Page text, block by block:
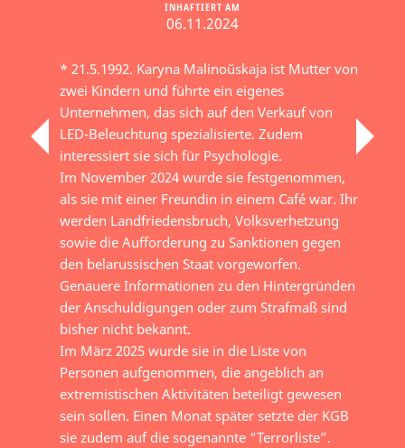
INHAFTIERT AM
06.11.2024
* 21.5.1992. Karyna Malinoŭskaja ist Mutter von
zwei Kindern und führte ein eigenes
Unternehmen, das sich auf den Verkauf von
LED-Beleuchtung spezialisierte. Zudem
interessiert sie sich für Psychologie.
Im November 2024 wurde sie festgenommen,
als sie mit einer Freundin in einem Café war. Ihr
werden Landfriedensbruch, Volksverhetzung
sowie die Aufforderung zu Sanktionen gegen
den belarussischen Staat vorgeworfen.
Genauere Informationen zu den Hintergründen
der Anschuldigungen oder zum Strafmaß sind
bisher nicht bekannt.
Im März 2025 wurde sie in die Liste von
Personen aufgenommen, die angeblich an
extremistischen Aktivitäten beteiligt gewesen
sein sollen. Einen Monat später setzte der KGB
sie zudem auf die sogenannte “Terrorliste”.